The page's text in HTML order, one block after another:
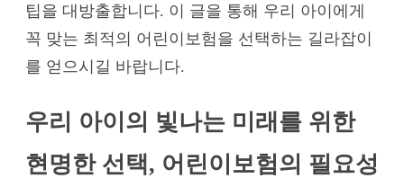
팁을 대방출합니다. 이 글을 통해 우리 아이에게
꼭 맞는 최적의 어린이보험을 선택하는 길라잡이
를 얻으시길 바랍니다.
우리 아이의 빛나는 미래를 위한
현명한 선택, 어린이보험의 필요성